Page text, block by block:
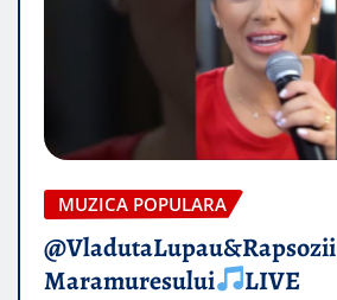
MUZICA POPULARA
@VladutaLupau&Rapsozii
Maramuresului
LIVE